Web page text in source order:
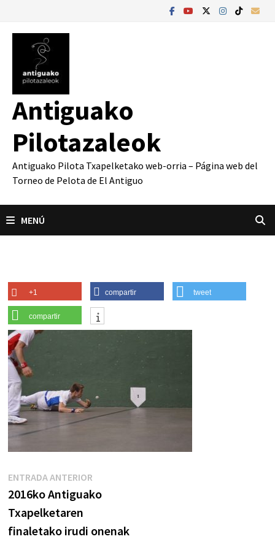
contenido
Antiguako
Pilotazaleok
Antiguako Pilota Txapelketako web-orria – Página web del
Torneo de Pelota de El Antiguo
MENÚ
+1 compartir tweet
compartir
Navegación
de
entradas
ENTRADA ANTERIOR
anterior:
2016ko Antiguako
Txapelketaren
finaletako irudi onenak